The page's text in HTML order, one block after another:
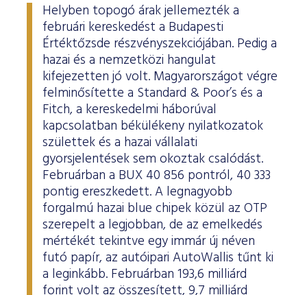
Helyben topogó árak jellemezték a
februári kereskedést a Budapesti
Értéktőzsde részvényszekciójában. Pedig a
hazai és a nemzetközi hangulat
kifejezetten jó volt. Magyarországot végre
felminősítette a Standard & Poor’s és a
Fitch, a kereskedelmi háborúval
kapcsolatban békülékeny nyilatkozatok
születtek és a hazai vállalati
gyorsjelentések sem okoztak csalódást.
Februárban a BUX 40 856 pontról, 40 333
pontig ereszkedett. A legnagyobb
forgalmú hazai blue chipek közül az OTP
szerepelt a legjobban, de az emelkedés
mértékét tekintve egy immár új néven
futó papír, az autóipari AutoWallis tűnt ki
a leginkább. Februárban 193,6 milliárd
forint volt az összesített, 9,7 milliárd